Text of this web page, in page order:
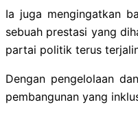
Ia juga mengingatkan
sebuah prestasi yang
partai politik terus
Dengan pengelolaan
pembangunan yang